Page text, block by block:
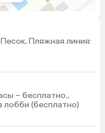
Пляжная линия:
– бесплатно.,
лобби (бесплатно)